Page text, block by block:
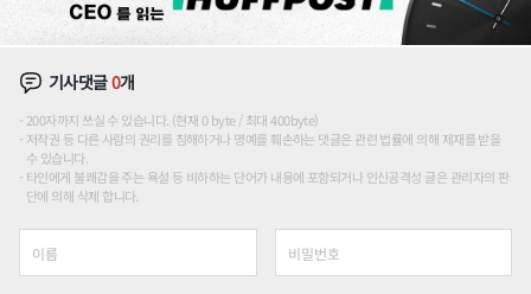
기사댓글0개
200자까지 쓰실 수 있습니다. (현재 0 byte / 최대 400byte)
저작권 등 다른 사람의 권리를 침해하거나 명예를 훼손하는 댓글은 관련 법률에 의해 제재를 받을
수 있습니다.
타인에게 불쾌감을 주는 욕설 등 비하하는 단어가 내용에 포함되거나 인신공격성 글은 관리자의 판
단에 의해 삭제 합니다.